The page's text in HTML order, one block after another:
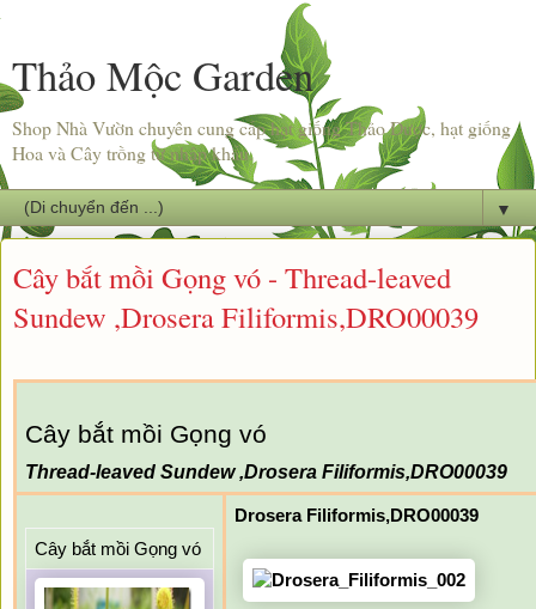
Thảo Mộc Garden
Shop Nhà Vườn chuyên cung cấp hạt giống Thảo Dược, hạt giống
Hoa và Cây trồng từ nhập khẩu.
▼
Cây bắt mồi Gọng vó - Thread-leaved
Sundew ,Drosera Filiformis,DRO00039
Cây bắt mồi Gọng vó
Thread-leaved Sundew ,Drosera Filiformis,DRO00039
Cây bắt mồi Gọng vó
Drosera Filiformis,DRO00039